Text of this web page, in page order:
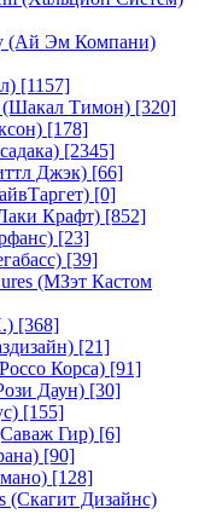
(Ай Эм Компани)
[1157]
(Шакал Тимон) [320]
[178]
[2345]
Джэк) [66]
[0]
Крафт) [852]
[23]
[39]
(МЗэт Кастом
[368]
[21]
Корса) [91]
Даун) [30]
[155]
Гир) [6]
[90]
[128]
(Скагит Дизайнс)